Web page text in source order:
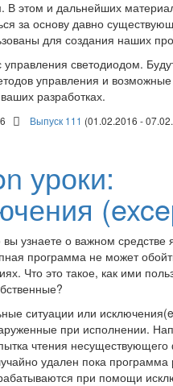
В этом и дальнейших
за основу давно
для создания наших
светодиодом.
управления и
разработках.
Выпуск 111 (01.02.2016 -
уроки:
вы узнаете о важном средстве
программа не может
Что это такое, как ими
ситуации или
при исполнении.
чтения
удален пока программа
при помощи